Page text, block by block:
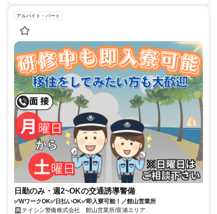
アルバイト・パート
日勤のみ・週2~OKの交通誘導警備
✅WワークOK✅日払いOK✅即入寮可能！／館山営業所
テイシン警備株式会社 館山営業所/富浦エリア